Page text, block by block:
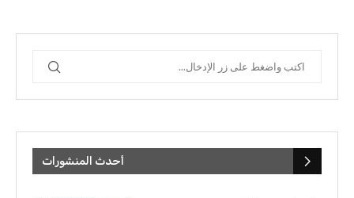
أحدث المنشورات